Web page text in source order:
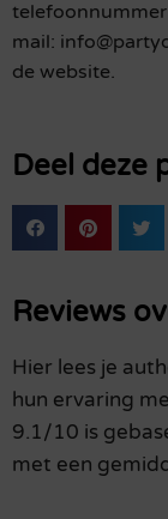
mail:
de website.
Deel deze
Reviews
Hier lees je
hun ervaring
9.1/10 is
met een